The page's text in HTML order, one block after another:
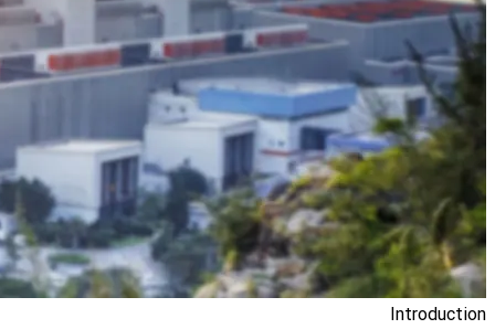
Introduction